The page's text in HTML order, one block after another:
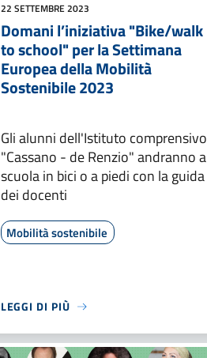
22 SETTEMBRE 2023
Domani l’iniziativa "Bike/walk
to school" per la Settimana
Europea della Mobilità
Sostenibile 2023
Gli alunni dell'Istituto comprensivo
"Cassano - de Renzio" andranno a
scuola in bici o a piedi con la guida
dei docenti
Mobilità sostenibile
LEGGI DI PIÙ